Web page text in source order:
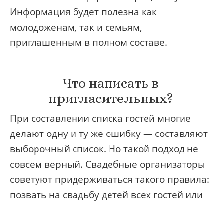
Информация будет полезна как
молодоженам, так и семьям,
приглашенным в полном составе.
Что написать в
пригласительных?
При составлении списка гостей многие
делают одну и ту же ошибку — составляют
выборочный список. Но такой подход не
совсем верный. Свадебные организаторы
советуют придерживаться такого правила:
позвать на свадьбу детей всех гостей или